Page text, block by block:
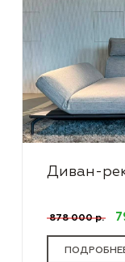
Диван-
878 000 р.